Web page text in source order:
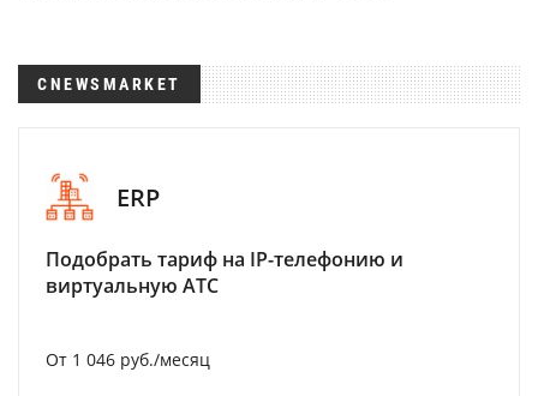
CNEWSMARKET
ERP
Подобрать тариф на IP-телефонию и
виртуальную АТС
От 1 046 руб./месяц